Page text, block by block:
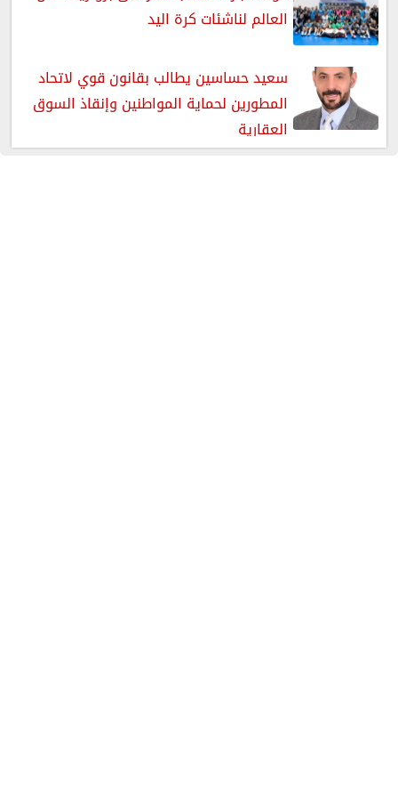
العالم لناشئات كرة اليد
سعيد حساسين يطالب بقانون قوي لاتحاد
المطورين لحماية المواطنين وإنقاذ السوق
العقارية